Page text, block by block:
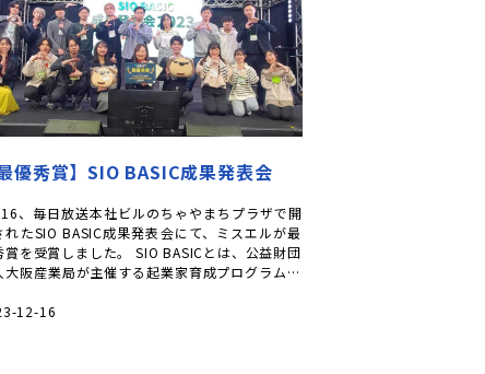
最優秀賞】SIO BASIC成果発表会
、毎日放送本社ビルのちゃやまちプラザで開
れたSIO BASIC成果発表会にて、ミスエルが最
賞を受賞しました。 SIO BASICとは、公益財団
大阪産業局が主催する起業家育成プログラムで
12-16